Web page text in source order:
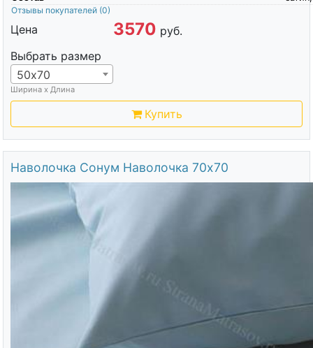
Отзывы покупателей (0)
Цена 3570 руб.
Выбрать размер
50х70
Ширина х Длина
Купить
Наволочка Сонум Наволочка 70х70